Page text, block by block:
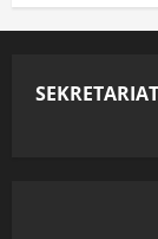
SEKRETARIAT